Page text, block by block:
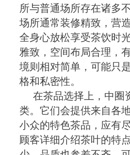
所与普通场所存在诸多
场所通常装修精致，营
全身心放松享受茶饮时
雅致，空间布局合理，
境则相对简单，可能只
格和私密性。
在茶品选择上，中圈
类。它们会提供来自各
小众的特色茶品，应有
顾客详细介绍茶叶的特